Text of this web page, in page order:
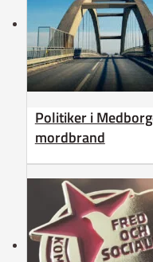
Politiker i
mordbrand